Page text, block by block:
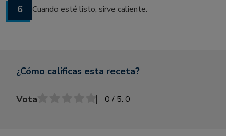
6 Cuando esté listo, sirve caliente.
¿Cómo calificas esta receta?
Vota 0 / 5. 0